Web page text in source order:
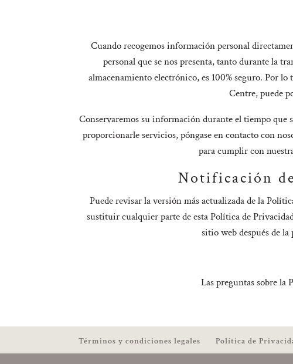
Cuando recogemos información personal
personal que se nos presenta, tanto durante la
almacenamiento electrónico, es 100% seguro. Por
Centre, puede
Conservaremos su información durante el tiempo que
proporcionarle servicios, póngase en contacto con
para cumplir con
Notificación
Puede revisar la versión más actualizada de la
sustituir cualquier parte de esta Política de
sitio web después de
Las preguntas sobre la
Términos y condiciones legales Política de